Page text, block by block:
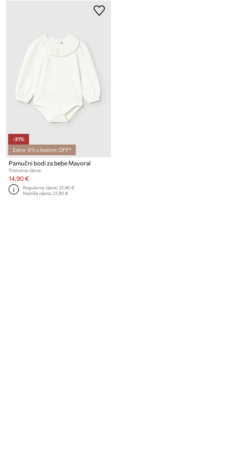
-31%
Extra -5% s kodom: OFF*
Pamučni bodi za bebe Mayoral
Trenutna cijena:
14,90 €
Regularna cijena:21,90 €
Najniža cijena:21,90 €